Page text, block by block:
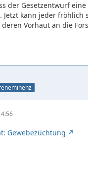
der Gesetzentwurf
Jetzt kann jeder fröhlich
Vorhaut an die
Gewebezüchtung